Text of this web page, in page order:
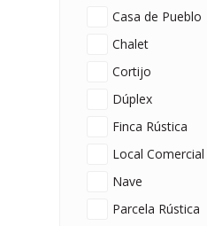
Casa de Pueblo
Chalet
Cortijo
Dúplex
Finca Rústica
Local Comercial
Nave
Parcela Rústica